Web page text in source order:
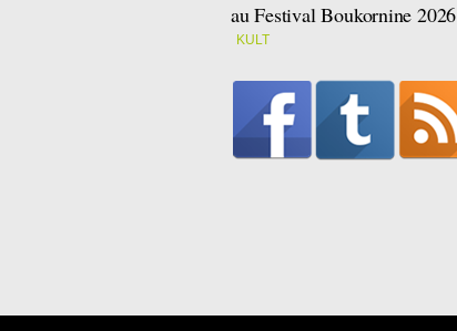
au Festival Boukornine 2026
KULT